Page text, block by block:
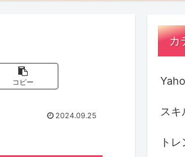
コピー
2024.09.25
カ
スキ
ト